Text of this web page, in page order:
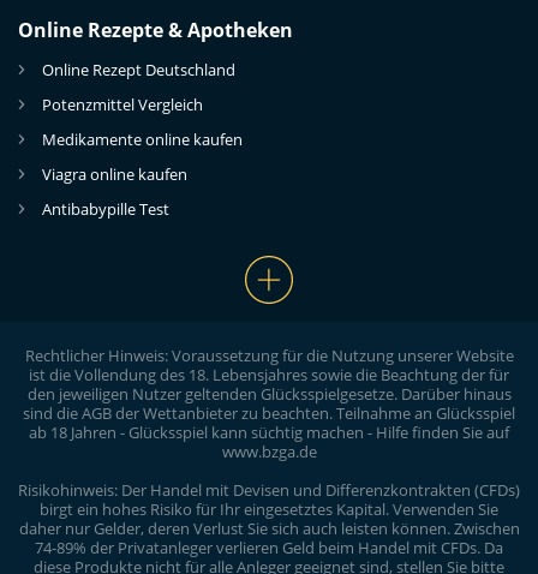
Online Rezepte & Apotheken
Online Rezept Deutschland
Potenzmittel Vergleich
Medikamente online kaufen
Viagra online kaufen
Antibabypille Test
Rechtlicher Hinweis: Voraussetzung für die Nutzung unserer Website
ist die Vollendung des 18. Lebensjahres sowie die Beachtung der für
den jeweiligen Nutzer geltenden Glücksspielgesetze. Darüber hinaus
sind die AGB der Wettanbieter zu beachten. Teilnahme an Glücksspiel
ab 18 Jahren - Glücksspiel kann süchtig machen - Hilfe finden Sie auf
www.bzga.de
Risikohinweis: Der Handel mit Devisen und Differenzkontrakten (CFDs)
birgt ein hohes Risiko für Ihr eingesetztes Kapital. Verwenden Sie
daher nur Gelder, deren Verlust Sie sich auch leisten können. Zwischen
74-89% der Privatanleger verlieren Geld beim Handel mit CFDs. Da
diese Produkte nicht für alle Anleger geeignet sind, stellen Sie bitte